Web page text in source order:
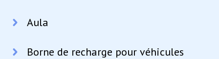
Aula
Borne de recharge pour véhicules